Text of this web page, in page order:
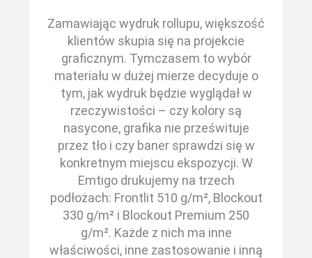
Zamawiając wydruk rollupu, większość
klientów skupia się na projekcie
graficznym. Tymczasem to wybór
materiału w dużej mierze decyduje o
tym, jak wydruk będzie wyglądał w
rzeczywistości – czy kolory są
nasycone, grafika nie prześwituje
przez tło i czy baner sprawdzi się w
konkretnym miejscu ekspozycji. W
Emtigo drukujemy na trzech
podłożach: Frontlit 510 g/m², Blockout
330 g/m² i Blockout Premium 250
g/m². Każde z nich ma inne
właściwości, inne zastosowanie i inną